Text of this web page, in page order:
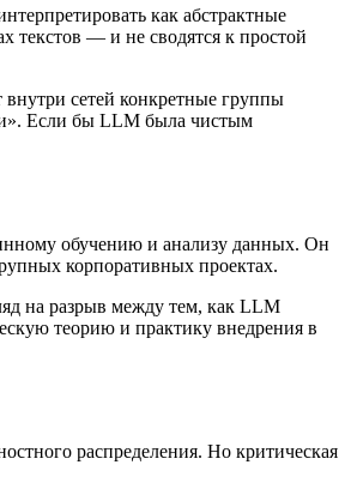
как абстрактные
текстов — и не сводятся к простой
сетей конкретные группы
Если бы LLM была чистым
обучению и анализу данных. Он
корпоративных проектах.
на разрыв между тем, как LLM
теорию и практику внедрения в
распределения. Но критическая